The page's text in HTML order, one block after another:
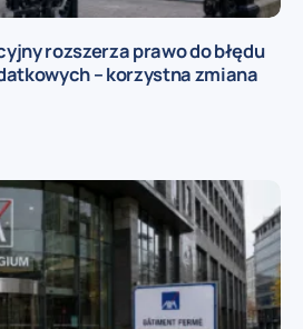
rozszerza prawo do błędu
– korzystna zmiana